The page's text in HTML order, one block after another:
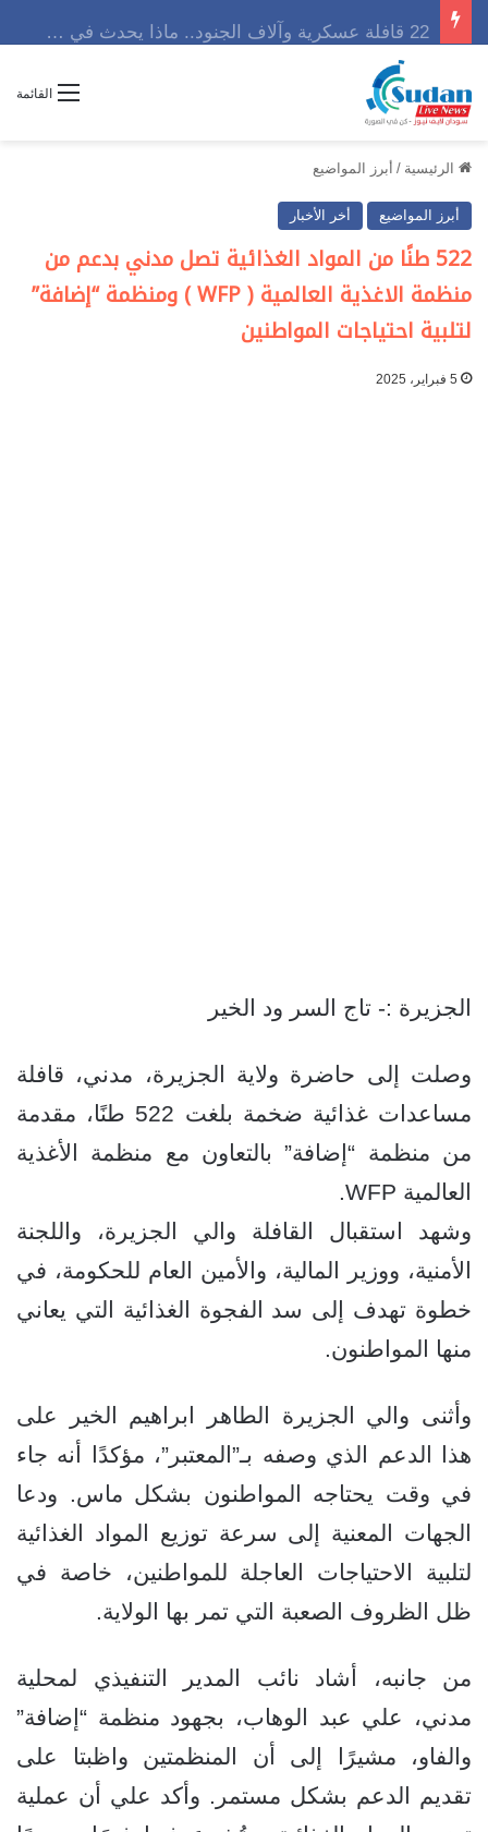
القائمة
الرئيسية / أبرز المواضيع
أبرز المواضيع أخر الأخبار
522 طنًا من المواد الغذائية تصل مدني بدعم من
منظمة الاغذية العالمية ( WFP ) ومنظمة “إضافة”
لتلبية احتياجات المواطنين
5 فبراير، 2025
الجزيرة :- تاج السر ود الخير
وصلت إلى حاضرة ولاية الجزيرة، مدني، قافلة
مساعدات غذائية ضخمة بلغت 522 طنًا، مقدمة
من منظمة “إضافة” بالتعاون مع منظمة الأغذية
العالمية WFP.
وشهد استقبال القافلة والي الجزيرة، واللجنة
الأمنية، ووزير المالية، والأمين العام للحكومة، في
خطوة تهدف إلى سد الفجوة الغذائية التي يعاني
منها المواطنون.
وأثنى والي الجزيرة الطاهر ابراهيم الخير على
هذا الدعم الذي وصفه بـ”المعتبر”، مؤكدًا أنه جاء
في وقت يحتاجه المواطنون بشكل ماس. ودعا
الجهات المعنية إلى سرعة توزيع المواد الغذائية
لتلبية الاحتياجات العاجلة للمواطنين، خاصة في
ظل الظروف الصعبة التي تمر بها الولاية.
من جانبه، أشاد نائب المدير التنفيذي لمحلية
مدني، علي عبد الوهاب، بجهود منظمة “إضافة”
والفاو، مشيرًا إلى أن المنظمتين واظبتا على
تقديم الدعم بشكل مستمر. وأكد علي أن عملية